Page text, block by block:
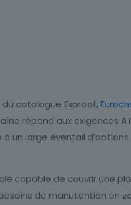
catalogue Exproof,
répond aux exigences
un large éventail
capable de couvrir une
de manutention en